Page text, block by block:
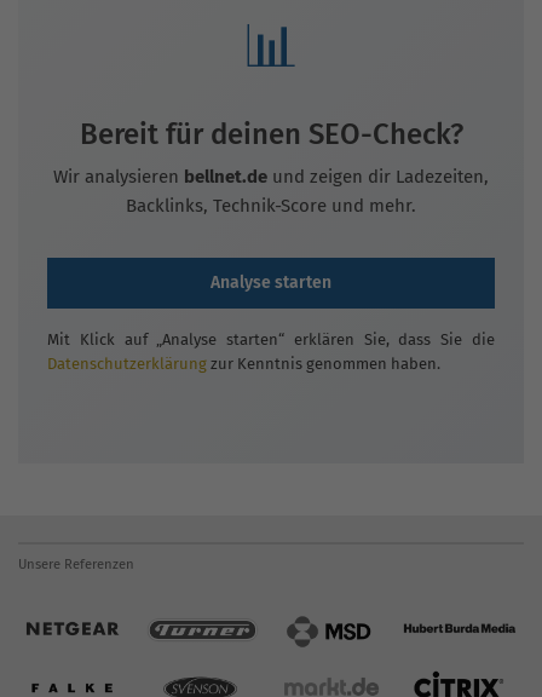
📊
Bereit für deinen SEO-Check?
Wir analysieren bellnet.de und zeigen dir Ladezeiten,
Backlinks, Technik-Score und mehr.
Analyse starten
Mit Klick auf „Analyse starten“ erklären Sie, dass Sie die
Datenschutzerklärung zur Kenntnis genommen haben.
Unsere Referenzen